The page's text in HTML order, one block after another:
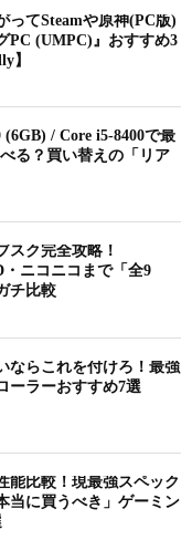
ってSteamや原神(PC版)
PC (UMPC)』おすすめ3
】
(6GB) / Core i5-8400で最
る？買い替えの「リア
スク完全攻略！
ニコニコまで「全9
チ比較
ならこれを付けろ！最強
ーラーおすすめ7選
能比較！現最強スペック
当に買うべき」ゲーミン